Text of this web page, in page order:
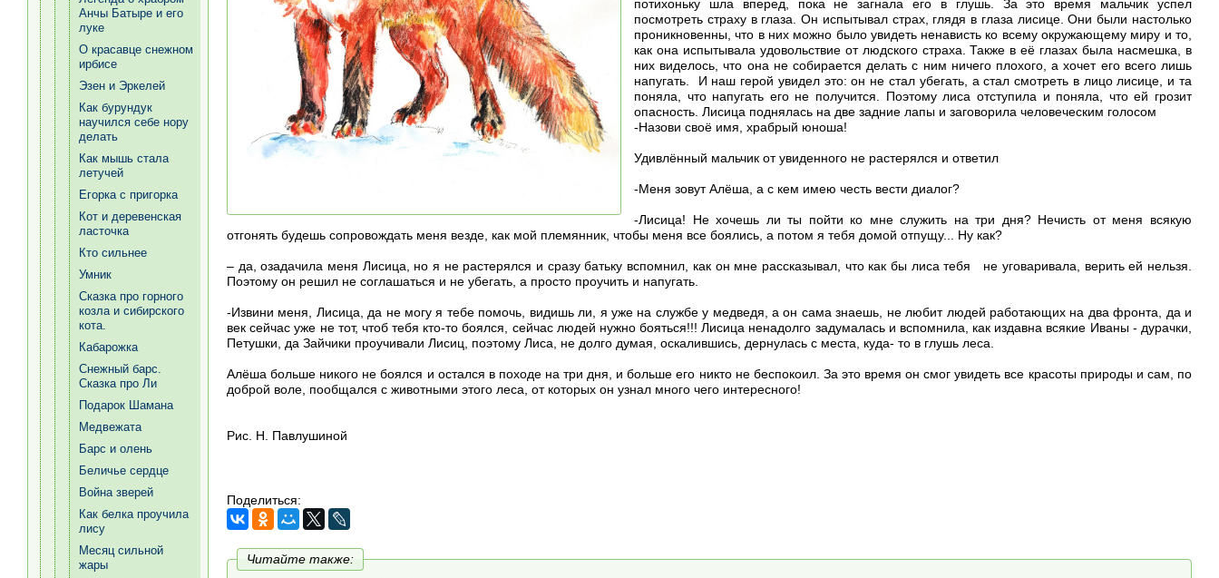
потихоньку шла вперед, пока не загнала его в глушь. За это время мальчик успел
посмотреть страху в глаза. Он испытывал страх, глядя в глаза лисице. Они были настолько
проникновенны, что в них можно было увидеть ненависть ко всему окружающему миру и то,
как она испытывала удовольствие от людского страха. Также в её глазах была насмешка, в
них виделось, что она не собирается делать с ним ничего плохого, а хочет его всего лишь
напугать. И наш герой увидел это: он не стал убегать, а стал смотреть в лицо лисице, и та
поняла, что напугать его не получится. Поэтому лиса отступила и поняла, что ей грозит
опасность. Лисица поднялась на две задние лапы и заговорила человеческим голосом
-Назови своё имя, храбрый юноша!
Удивлённый мальчик от увиденного не растерялся и ответил
-Меня зовут Алёша, а с кем имею честь вести диалог?
-Лисица! Не хочешь ли ты пойти ко мне служить на три дня? Нечисть от меня всякую
отгонять будешь сопровождать меня везде, как мой племянник, чтобы меня все боялись, а потом я тебя домой отпущу... Ну как?
– да, озадачила меня Лисица, но я не растерялся и сразу батьку вспомнил, как он мне рассказывал, что как бы лиса тебя не уговаривала, верить ей нельзя.
Поэтому он решил не соглашаться и не убегать, а просто проучить и напугать.
-Извини меня, Лисица, да не могу я тебе помочь, видишь ли, я уже на службе у медведя, а он сама знаешь, не любит людей работающих на два фронта, да и
век сейчас уже не тот, чтоб тебя кто-то боялся, сейчас людей нужно бояться!!! Лисица ненадолго задумалась и вспомнила, как издавна всякие Иваны - дурачки,
Петушки, да Зайчики проучивали Лисиц, поэтому Лиса, не долго думая, оскалившись, дернулась с места, куда- то в глушь леса.
Алёша больше никого не боялся и остался в походе на три дня, и больше его никто не беспокоил. За это время он смог увидеть все красоты природы и сам, по
доброй воле, пообщался с животными этого леса, от которых он узнал много чего интересного!
Рис. Н. Павлушиной
Поделиться:
Читайте также:
Анчы Батыре и его
луке
О красавце снежном
ирбисе
Эзен и Эркелей
Как бурундук
научился себе нору
делать
Как мышь стала
летучей
Егорка с пригорка
Кот и деревенская
ласточка
Кто сильнее
Умник
Сказка про горного
козла и сибирского
кота.
Кабарожка
Снежный барс.
Сказка про Ли
Подарок Шамана
Медвежата
Барс и олень
Беличье сердце
Война зверей
Как белка проучила
лису
Месяц сильной
жары